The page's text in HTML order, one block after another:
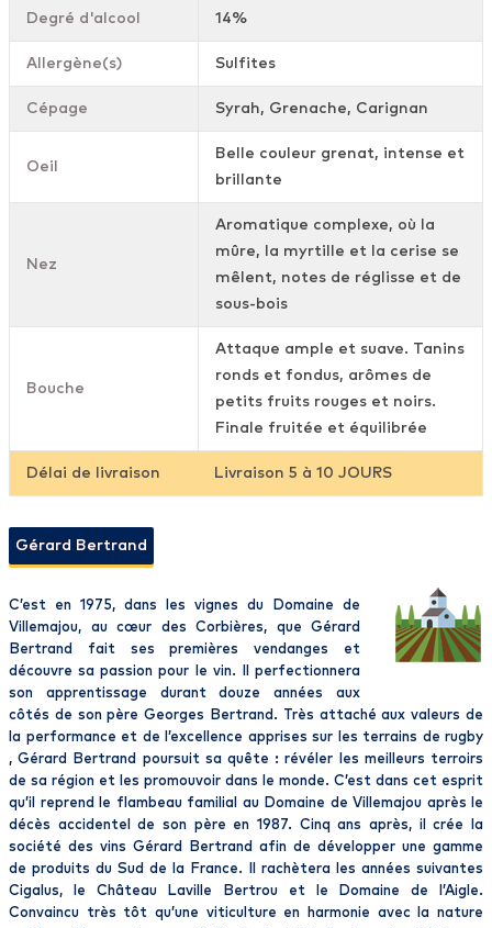
Degré d'alcool 14%
Allergène(s) Sulfites
Cépage Syrah, Grenache, Carignan
Oeil
Belle couleur grenat, intense et
brillante
Nez
Aromatique complexe, où la
mûre, la myrtille et la cerise se
mêlent, notes de réglisse et de
sous-bois
Bouche
Attaque ample et suave. Tanins
ronds et fondus, arômes de
petits fruits rouges et noirs.
Finale fruitée et équilibrée
Délai de livraison Livraison 5 à 10 JOURS
Gérard Bertrand
C’est en 1975, dans les vignes du Domaine de
Villemajou, au cœur des Corbières, que Gérard
Bertrand fait ses premières vendanges et
découvre sa passion pour le vin. Il perfectionnera
son apprentissage durant douze années aux
côtés de son père Georges Bertrand. Très attaché aux valeurs de
la performance et de l’excellence apprises sur les terrains de rugby
, Gérard Bertrand poursuit sa quête : révéler les meilleurs terroirs
de sa région et les promouvoir dans le monde. C’est dans cet esprit
qu’il reprend le flambeau familial au Domaine de Villemajou après le
décès accidentel de son père en 1987. Cinq ans après, il crée la
société des vins Gérard Bertrand afin de développer une gamme
de produits du Sud de la France. Il rachètera les années suivantes
Cigalus, le Château Laville Bertrou et le Domaine de l’Aigle.
Convaincu très tôt qu’une viticulture en harmonie avec la nature